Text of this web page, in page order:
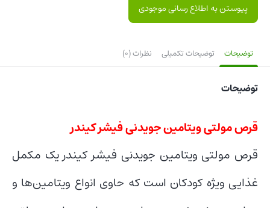
پیوستن به اطلاع رسانی موجودی
توضیحات توضیحات تکمیلی نظرات (0)
توضیحات
قرص مولتی ویتامین جویدنی فیشر کیندر
قرص مولتی ویتامین جویدنی فیشر کیندر یک مکمل
غذایی ویژه کودکان است که حاوی انواع ویتامین‌ها و